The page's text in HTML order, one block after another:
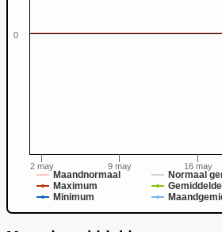
Maandnormaal
Normaal
Maximum
Gemiddelde
Minimum
2 may 9 may 16 may
0